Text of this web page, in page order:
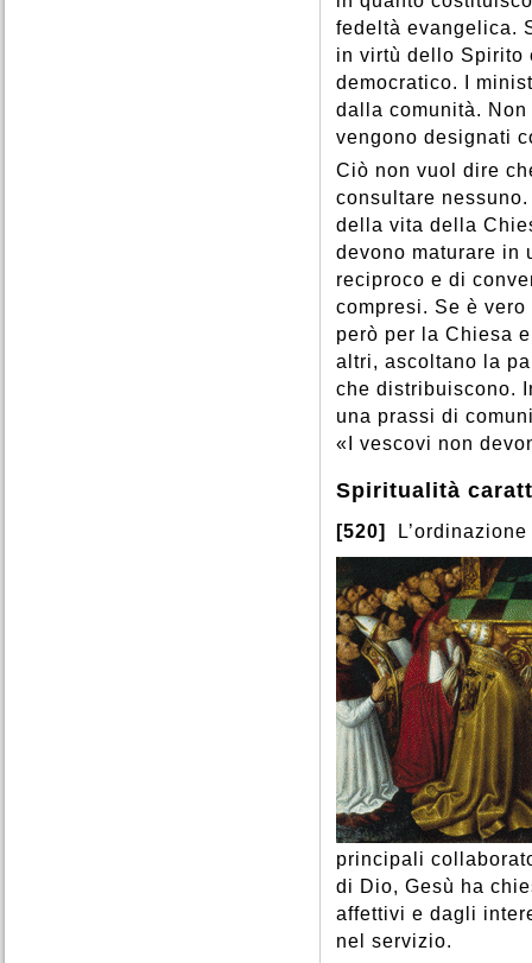
fedeltà evangelica.
in virtù dello Spirito
democratico. I
dalla comunità.
vengono designati
Ciò non vuol dire
consultare
della vita della
devono maturare in
reciproco e di
compresi. Se è
però per la Chiesa
altri, ascoltano la
che distribuiscono.
una prassi di
«I vescovi non
Spiritualità
[520]
principali
di Dio, Gesù ha
affettivi e dagli
nel servizio.